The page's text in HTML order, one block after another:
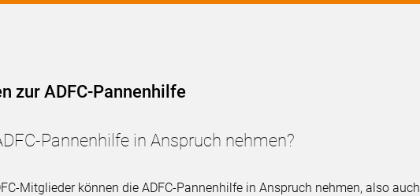
zur ADFC-Pannenhilfe
Pannenhilfe in Anspruch nehmen?
Mitglieder können die ADFC-Pannenhilfe in Anspruch nehmen, also auch